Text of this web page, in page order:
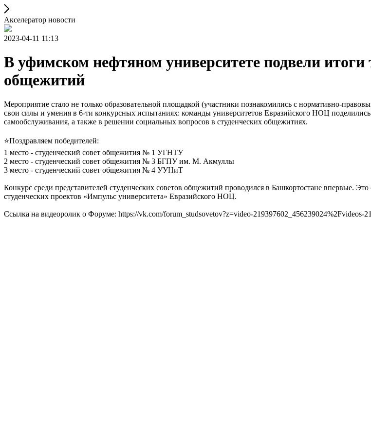
Акселератор новости
2023-04-11 11:13
В уфимском нефтяном университете подвели итоги
общежитий
Мероприятие стало не только образовательной площадкой (участники познакомились с нормативно-
свои силы и умения в 6-ти конкурсных испытаниях: команды университетов Евразийского НОЦ
самообслуживания, а также в решении социальных вопросов в студенческих общежитиях.
⭐️Поздравляем победителей:
1 место - студенческий совет общежития № 1 УГНТУ
2 место - студенческий совет общежития № 3 БГПУ им. М. Акмуллы
3 место - студенческий совет общежития № 4 УУНиТ
Конкурс среди представителей студенческих советов общежитий проводился в Башкортостане впервые.
студенческих проектов «Импульс университета» Евразийского НОЦ.
Ссылка на видеоролик о Форуме: https://vk.com/forum_studsovetov?z=video-219397602_456239024%2Fvideos-